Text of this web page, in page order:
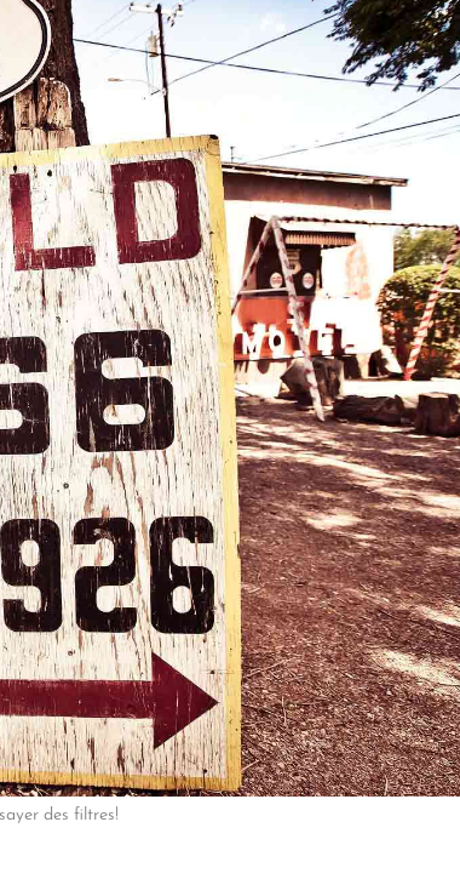
des filtres!